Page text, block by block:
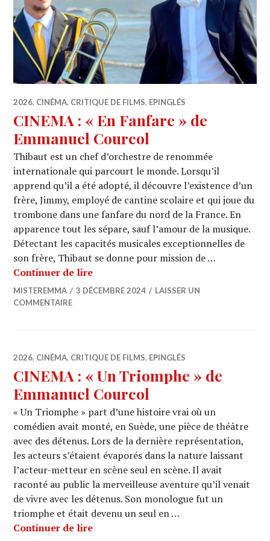
2026, CINÉMA, CRITIQUE DE FILMS, EPINGLÉS
CINEMA : « En Fanfare » de
Emmanuel Courcol
Thibaut est un chef d’orchestre de renommée
internationale qui parcourt le monde. Lorsqu’il
apprend qu’il a été adopté, il découvre l’existence d’un
frère, Jimmy, employé de cantine scolaire et qui joue du
trombone dans une fanfare du nord de la France. En
apparence tout les sépare, sauf l’amour de la musique.
Détectant les capacités musicales exceptionnelles de
son frère, Thibaut se donne pour mission de …
Continuer de lireCINEMA : « En Fanfare » de
MISTEREMMA 3 DÉCEMBRE 2024
LAISSER UN
COMMENTAIRE
2026, CINÉMA, CRITIQUE DE FILMS, EPINGLÉS
CINEMA : « Un Triomphe » de
Emmanuel Courcol
« Un Triomphe » part d’une histoire vrai où un
comédien avait monté, en Suède, une pièce de théâtre
avec des détenus. Lors de la dernière représentation,
les acteurs s’étaient évaporés dans la nature laissant
l’acteur-metteur en scène seul en scène. Il avait
raconté au public la merveilleuse aventure qu’il venait
de vivre avec les détenus. Son monologue fut un
triomphe et était devenu un seul en …
Continuer de lireCINEMA : « Un Triomphe » de